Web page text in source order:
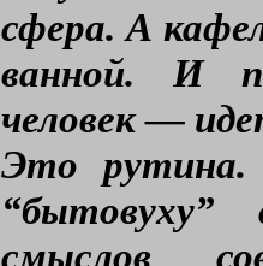
сфера. А
ванной. И
человек —
Это
смыслов